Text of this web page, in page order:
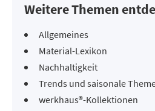
Weitere Themen
Allgemeines
Material-Lexikon
Nachhaltigkeit
Trends und saisonale
werkhaus®-Kollektionen